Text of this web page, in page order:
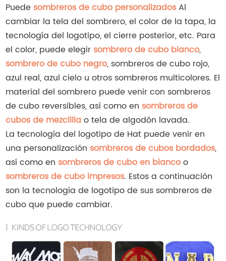
Puede sombreros de cubo personalizadosAl
cambiar la tela del sombrero, el color de la tapa, la
tecnología del logotipo, el cierre posterior, etc. Para
el color, puede elegir sombrero de cubo blanco,
sombrero de cubo negro, sombreros de cubo rojo,
azul real, azul cielo u otros sombreros multicolores. El
material del sombrero puede venir con sombreros
de cubo reversibles, así como en sombreros de
cubos de mezclillao tela de algodón lavada.
La tecnología del logotipo de Hat puede venir en
una personalización sombreros de cubos bordados,
así como en sombreros de cubo en blancoo
sombreros de cubo impresos. Estos a continuación
son la tecnología de logotipo de sus sombreros de
cubo que puede cambiar.